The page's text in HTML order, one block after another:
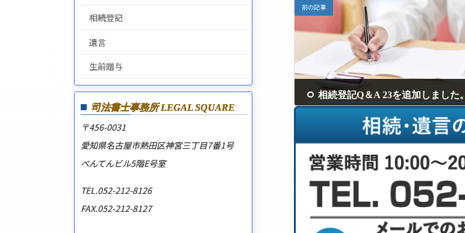
前の記事
相続登記Q＆A 23を追加しました。
相続登記
遺言
生前贈与
司法書士事務所LEGAL SQUARE
〒456-0031
愛知県名古屋市熱田区神宮三丁目7番1号
べんてんビル5階E号室
TEL.052-212-8126
FAX.052-212-8127